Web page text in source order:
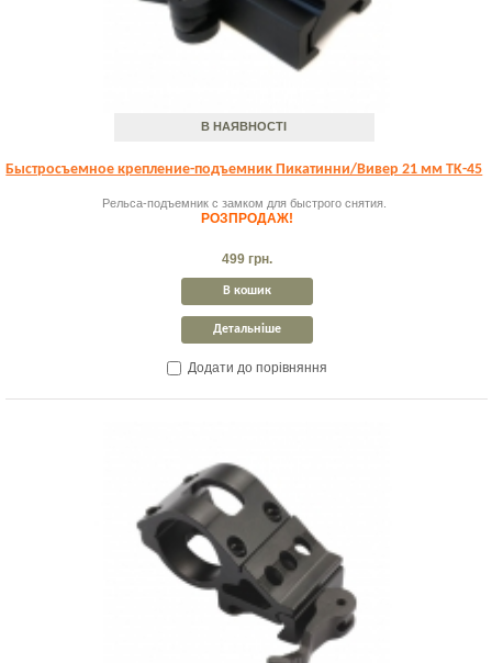
В НАЯВНОСТІ
Быстросъемное крепление-подъемник Пикатинни/Вивер 21 мм TK-45
Рельса-подъемник с замком для быстрого снятия.
РОЗПРОДАЖ!
499 грн.
В кошик
Детальніше
Додати до порівняння